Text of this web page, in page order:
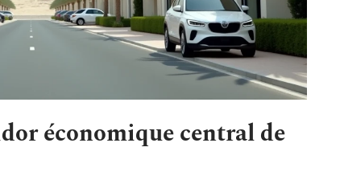
économique central de